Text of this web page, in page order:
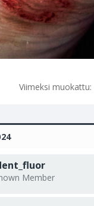
Viimeksi muokattu:
Member